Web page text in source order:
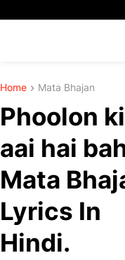
Home Mata Bhajan
Phoolon ki
aai hai
Mata
Lyrics In
Hindi.